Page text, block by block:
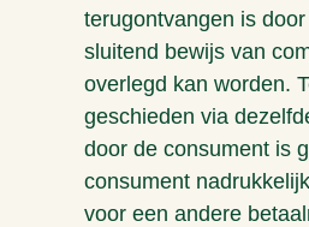
terugontvangen is
sluitend bewijs van
overlegd kan worden.
geschieden via
door de consument is
consument
voor een andere